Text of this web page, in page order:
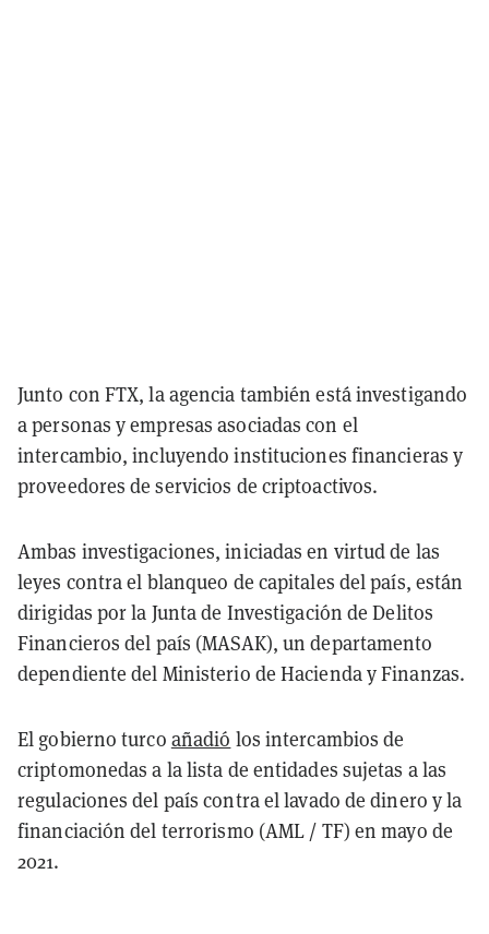
Junto con FTX, la agencia también está investigando
a personas y empresas asociadas con el
intercambio, incluyendo instituciones financieras y
proveedores de servicios de criptoactivos.
Ambas investigaciones, iniciadas en virtud de las
leyes contra el blanqueo de capitales del país, están
dirigidas por la Junta de Investigación de Delitos
Financieros del país (MASAK), un departamento
dependiente del Ministerio de Hacienda y Finanzas.
El gobierno turco añadió los intercambios de
criptomonedas a la lista de entidades sujetas a las
regulaciones del país contra el lavado de dinero y la
financiación del terrorismo (AML / TF) en mayo de
2021.